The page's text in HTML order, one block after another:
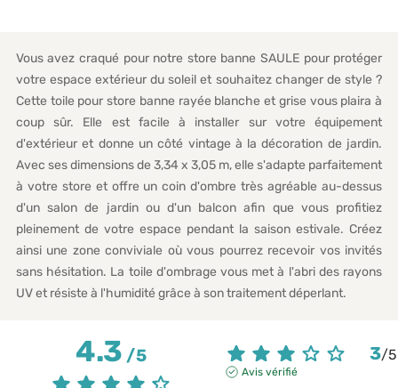
Vous avez craqué pour notre store banne SAULE pour protéger
votre espace extérieur du soleil et souhaitez changer de style ?
Cette toile pour store banne rayée blanche et grise vous plaira à
coup sûr. Elle est facile à installer sur votre équipement
d'extérieur et donne un côté vintage à la décoration de jardin.
Avec ses dimensions de 3,34 x 3,05 m, elle s'adapte parfaitement
à votre store et offre un coin d'ombre très agréable au-dessus
d'un salon de jardin ou d'un balcon afin que vous profitiez
pleinement de votre espace pendant la saison estivale. Créez
ainsi une zone conviviale où vous pourrez recevoir vos invités
sans hésitation. La toile d'ombrage vous met à l'abri des rayons
UV et résiste à l'humidité grâce à son traitement déperlant.
4.3/5 3/5
Avis vérifié